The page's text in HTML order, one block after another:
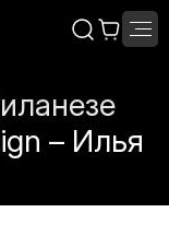
– Илья